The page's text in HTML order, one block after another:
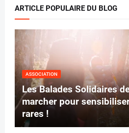
ARTICLE POPULAIRE DU BLOG
ASSOCIATION
Les Balades Solidaires
marcher pour
rares !